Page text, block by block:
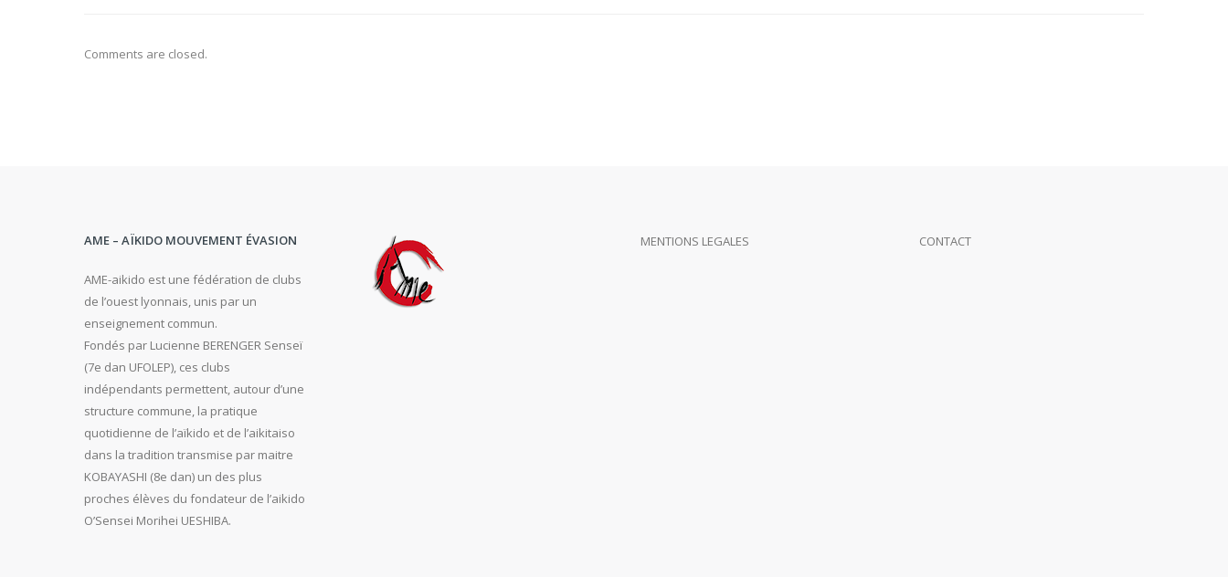
Comments are closed.
AME – AÏKIDO MOUVEMENT ÉVASION
AME-aikido est une fédération de clubs
de l’ouest lyonnais, unis par un
enseignement commun.
Fondés par Lucienne BERENGER Senseï
(7e dan UFOLEP), ces clubs
indépendants permettent, autour d’une
structure commune, la pratique
quotidienne de l’aïkido et de l’aikitaiso
dans la tradition transmise par maitre
KOBAYASHI (8e dan) un des plus
proches élèves du fondateur de l’aikido
O’Sensei Morihei UESHIBA.
MENTIONS LEGALES CONTACT